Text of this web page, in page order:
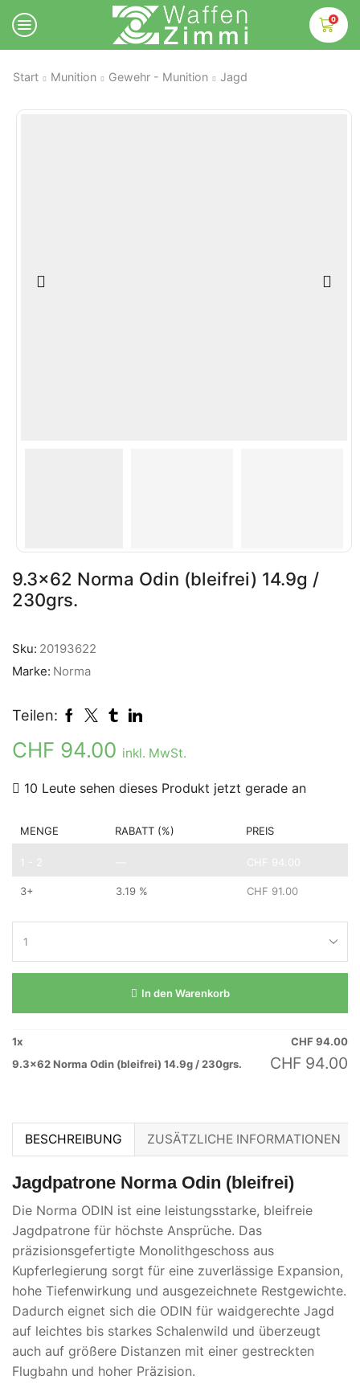
0
Start Munition Gewehr - Munition Jagd
9.3×62 Norma Odin (bleifrei) 14.9g /
230grs.
Sku: 20193622
Marke: Norma
Teilen:
CHF 94.00 inkl. MwSt.
10 Leute sehen dieses Produkt jetzt gerade an
MENGE RABATT (%) PREIS
3+ 3.19 % CHF 91.00
In den Warenkorb
1x CHF 94.00
9.3x62 Norma Odin (bleifrei) 14.9g / 230grs.
CHF 94.00
BESCHREIBUNG ZUSÄTZLICHE INFORMATIONEN
Jagdpatrone Norma Odin (bleifrei)
Die Norma ODIN ist eine leistungsstarke, bleifreie
Jagdpatrone für höchste Ansprüche. Das
präzisionsgefertigte Monolithgeschoss aus
Kupferlegierung sorgt für eine zuverlässige Expansion,
hohe Tiefenwirkung und ausgezeichnete Restgewichte.
Dadurch eignet sich die ODIN für waidgerechte Jagd
auf leichtes bis starkes Schalenwild und überzeugt
auch auf größere Distanzen mit einer gestreckten
Flugbahn und hoher Präzision.